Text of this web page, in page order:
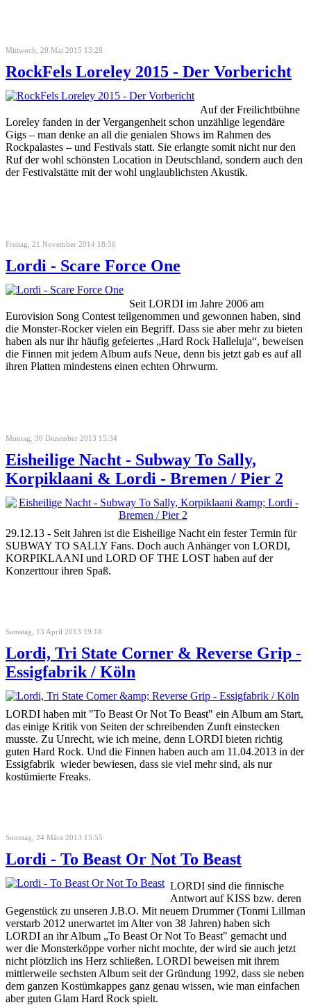
Mittwoch, 20 Mai 2015 13:28
RockFels Loreley 2015 - Der Vorbericht
Auf der Freilichtbühne
Loreley fanden in der Vergangenheit schon unzählige legendäre
Gigs – man denke an all die genialen Shows im Rahmen des
Rockpalastes – und Festivals statt. Sie erlangte somit nicht nur den
Ruf der wohl schönsten Location in Deutschland, sondern auch den
der Festivalstätte mit der wohl unglaublichsten Akustik.
Freitag, 21 November 2014 18:56
Lordi - Scare Force One
Seit LORDI im Jahre 2006 am
Eurovision Song Contest teilgenommen und gewonnen haben, sind
die Monster-Rocker vielen ein Begriff. Dass sie aber mehr zu bieten
haben als nur ihr häufig gefeiertes „Hard Rock Halleluja“, beweisen
die Finnen mit jedem Album aufs Neue, denn bis jetzt gab es auf all
ihren Platten mindestens einen echten Ohrwurm.
Montag, 30 Dezember 2013 15:34
Eisheilige Nacht - Subway To Sally,
Korpiklaani & Lordi - Bremen / Pier 2
29.12.13 - Seit Jahren ist die Eisheilige Nacht ein fester Termin für
SUBWAY TO SALLY Fans. Doch auch Anhänger von LORDI,
KORPIKLAANI und LORD OF THE LOST haben auf der
Konzerttour ihren Spaß.
Samstag, 13 April 2013 19:18
Lordi, Tri State Corner & Reverse Grip -
Essigfabrik / Köln
LORDI haben mit "To Beast Or Not To Beast" ein Album am Start,
das einige Kritik von Seiten der schreibenden Zunft einstecken
musste. Zu Unrecht, wie ich meine, denn LORDI bieten richtig
guten Hard Rock. Und die Finnen haben auch am 11.04.2013 in der
Essigfabrik wieder bewiesen, dass sie viel mehr sind, als nur
kostümierte Freaks.
Sonntag, 24 März 2013 15:55
Lordi - To Beast Or Not To Beast
LORDI sind die finnische
Antwort auf KISS bzw. deren
Gegenstück zu unseren J.B.O. Mit neuem Drummer (Tonmi Lillman
verstarb 2012 unerwartet im Alter von 38 Jahren) haben sich
LORDI an ihr Album „To Beast Or Not To Beast" gemacht und
wer die Monsterköppe vorher nicht mochte, der wird sie auch jetzt
nicht plötzlich ins Herz schließen. LORDI beweisen mit ihrem
mittlerweile sechsten Album seit der Gründung 1992, dass sie neben
dem ganzen Kostümkappes ganz genau wissen, wie man einfachen
aber guten Glam Hard Rock spielt.